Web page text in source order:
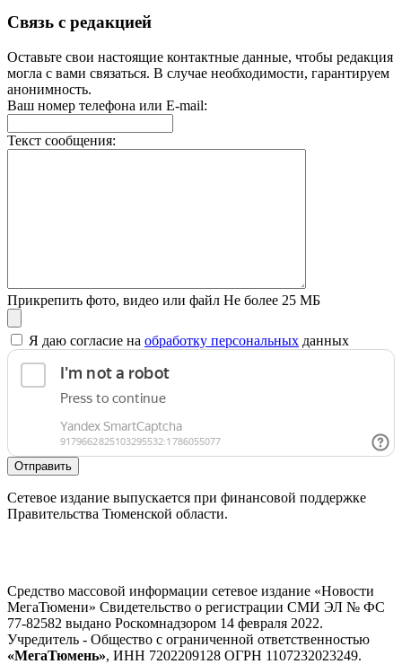
Связь с редакцией
Оставьте свои настоящие контактные данные, чтобы редакция
могла с вами связаться. В случае необходимости, гарантируем
анонимность.
Ваш номер телефона или E-mail:
Текст сообщения:
Прикрепить фото, видео или файл Не более 25 МБ
Я даю согласие на обработку персональных данных
Отправить
Сетевое издание выпускается при финансовой поддержке
Правительства Тюменской области.
Средство массовой информации сетевое издание «Новости
МегаТюмени» Свидетельство о регистрации СМИ ЭЛ № ФС
77-82582 выдано Роскомнадзором 14 февраля 2022.
Учредитель - Общество с ограниченной ответственностью
«МегаТюмень», ИНН 7202209128 ОГРН 1107232023249.